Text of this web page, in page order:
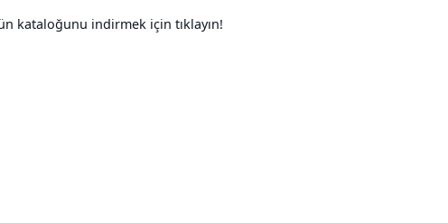
kataloğunu indirmek için tıklayın!